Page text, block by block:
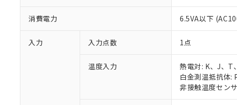
消費電力 6.5VA以下
入力 入力点数 1点
温度入力
熱電対: K、J、T
白金測温抵抗体
非接触温度セ